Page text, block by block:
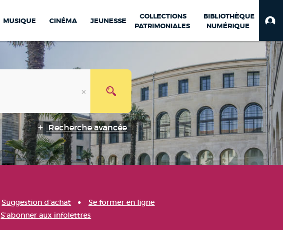
MUSIQUE CINÉMA JEUNESSE
COLLECTIONS
PATRIMONIALES
BIBLIOTHÈQUE
NUMÉRIQUE
Recherche avancée
Suggestion d'achat
Se former en ligne
S'abonner aux infolettres